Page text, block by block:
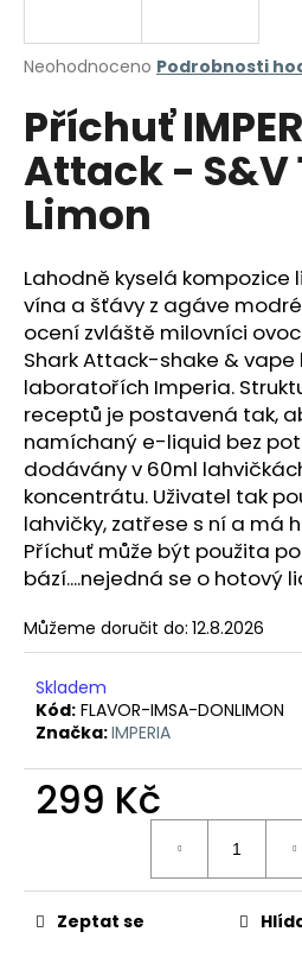
Průměrné
produktu
je
0,0
z
5
hvězdiček.
Neohodnoceno Podrobnosti
Příchuť
Attack - S&V
Limon
Lahodně kyselá kompozice
vína a šťávy z agáve
ocení zvláště milovníci
Shark Attack-shake & vape
laboratořích Imperia.
receptů je postavená tak,
namíchaný e-liquid bez
dodávány v 60ml
koncentrátu. Uživatel tak
lahvičky, zatřese s ní a má
Příchuť může být použita
bází....nejedná se o hotový
Můžeme doručit do: 12.8.2026
Skladem
Kód: FLAVOR-IMSA-DONLIMON
Značka:IMPERIA
299 Kč
Zeptat se
j
t
?
HLEDAT
D
o
p
o
r
u
č
u
j
e
m
LIQUID
AMERICAN
BLEND
10ML-
TABÁK)
198